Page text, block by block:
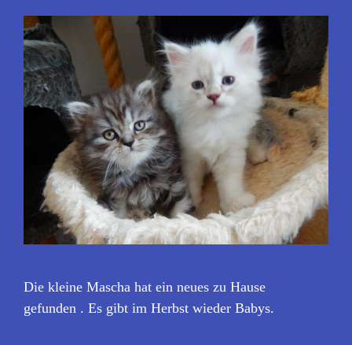
Die kleine Mascha hat ein neues zu Hause
gefunden . Es gibt im Herbst wieder Babys.